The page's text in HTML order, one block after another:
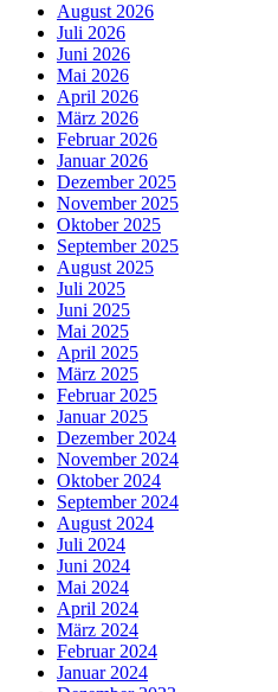
August 2026
Juli 2026
Juni 2026
Mai 2026
April 2026
März 2026
Februar 2026
Januar 2026
Dezember 2025
November 2025
Oktober 2025
September 2025
August 2025
Juli 2025
Juni 2025
Mai 2025
April 2025
März 2025
Februar 2025
Januar 2025
Dezember 2024
November 2024
Oktober 2024
September 2024
August 2024
Juli 2024
Juni 2024
Mai 2024
April 2024
März 2024
Februar 2024
Januar 2024